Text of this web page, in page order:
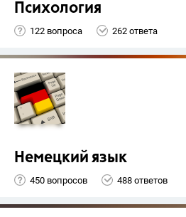
Психология
122 вопроса 262 ответа
Немецкий язык
450 вопросов 488 ответов